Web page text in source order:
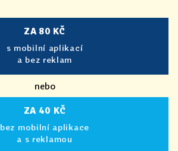
ZA 80 KČ
s mobilní aplikací
a bez reklam
nebo
ZA 40 KČ
bez mobilní aplikace
a s reklamou